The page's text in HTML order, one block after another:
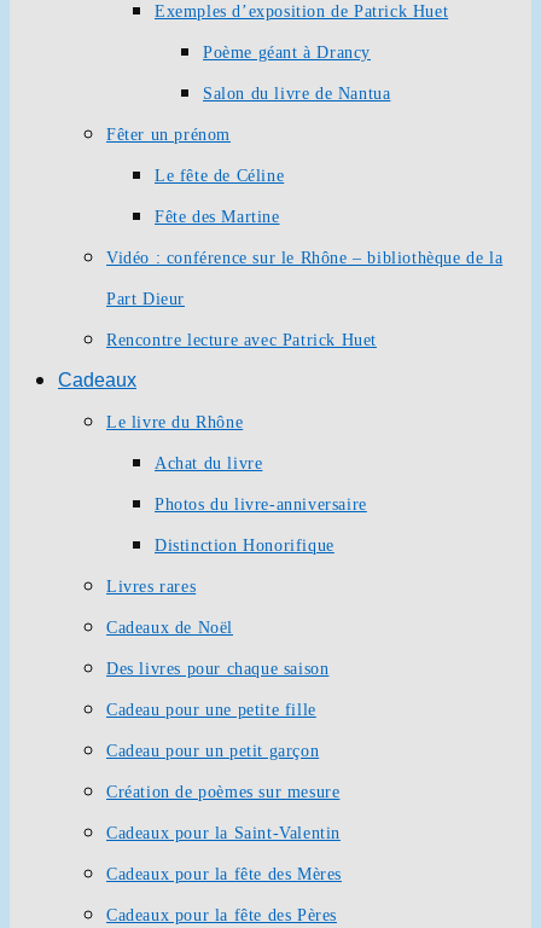
Exemples d’exposition de Patrick Huet
Poème géant à Drancy
Salon du livre de Nantua
Fêter un prénom
Le fête de Céline
Fête des Martine
Vidéo : conférence sur le Rhône – bibliothèque de la
Part Dieur
Rencontre lecture avec Patrick Huet
Cadeaux
Le livre du Rhône
Achat du livre
Photos du livre-anniversaire
Distinction Honorifique
Livres rares
Cadeaux de Noël
Des livres pour chaque saison
Cadeau pour une petite fille
Cadeau pour un petit garçon
Création de poèmes sur mesure
Cadeaux pour la Saint-Valentin
Cadeaux pour la fête des Mères
Cadeaux pour la fête des Pères